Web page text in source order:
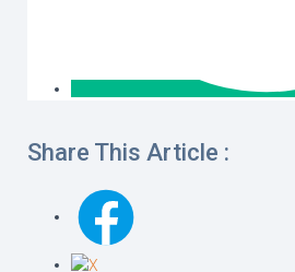
Share This Article :